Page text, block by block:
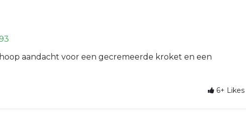
aandacht voor een gecremeerde kroket en een
6+ Likes